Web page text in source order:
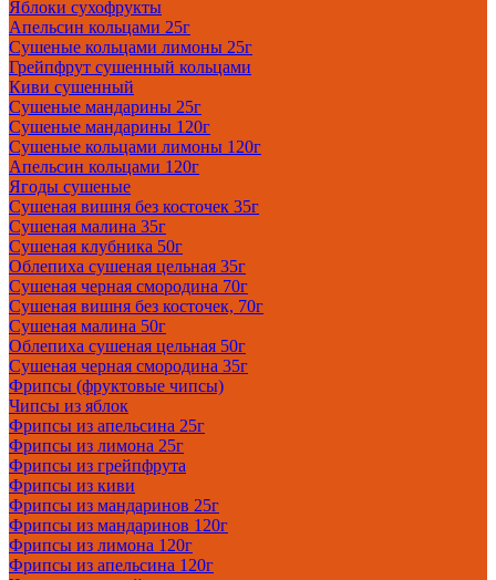
Яблоки сухофрукты
Апельсин кольцами 25г
Сушеные кольцами лимоны 25г
Грейпфрут сушенный кольцами
Киви сушенный
Сушеные мандарины 25г
Сушеные мандарины 120г
Сушеные кольцами лимоны 120г
Апельсин кольцами 120г
Ягоды сушеные
Сушеная вишня без косточек 35г
Сушеная малина 35г
Сушеная клубника 50г
Облепиха сушеная цельная 35г
Сушеная черная смородина 70г
Сушеная вишня без косточек, 70г
Сушеная малина 50г
Облепиха сушеная цельная 50г
Сушеная черная смородина 35г
Фрипсы (фруктовые чипсы)
Чипсы из яблок
Фрипсы из апельсина 25г
Фрипсы из лимона 25г
Фрипсы из грейпфрута
Фрипсы из киви
Фрипсы из мандаринов 25г
Фрипсы из мандаринов 120г
Фрипсы из лимона 120г
Фрипсы из апельсина 120г